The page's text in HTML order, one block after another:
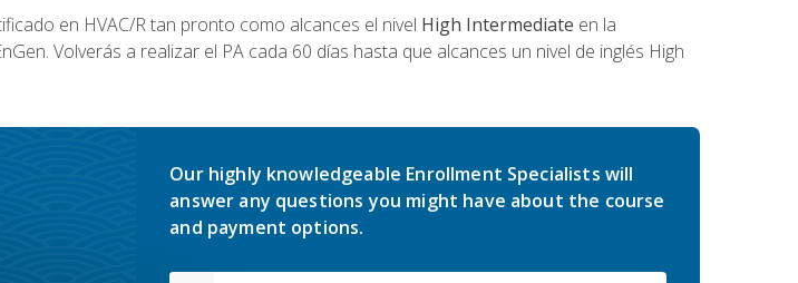
en HVAC/R tan pronto como alcances el nivel High Intermediate en la
Volverás a realizar el PA cada 60 días hasta que alcances un nivel de inglés High
Our highly knowledgeable Enrollment Specialists will
answer any questions you might have about the course
and payment options.